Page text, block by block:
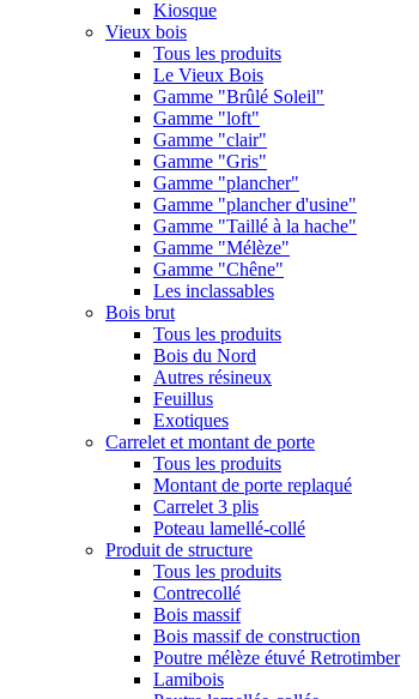
Kiosque
Vieux bois
Tous les produits
Le Vieux Bois
Gamme "Brûlé Soleil"
Gamme "loft"
Gamme "clair"
Gamme "Gris"
Gamme "plancher"
Gamme "plancher d'usine"
Gamme "Taillé à la hache"
Gamme "Mélèze"
Gamme "Chêne"
Les inclassables
Bois brut
Tous les produits
Bois du Nord
Autres résineux
Feuillus
Exotiques
Carrelet et montant de porte
Tous les produits
Montant de porte replaqué
Carrelet 3 plis
Poteau lamellé-collé
Produit de structure
Tous les produits
Contrecollé
Bois massif
Bois massif de construction
Poutre mélèze étuvé Retrotimber
Lamibois